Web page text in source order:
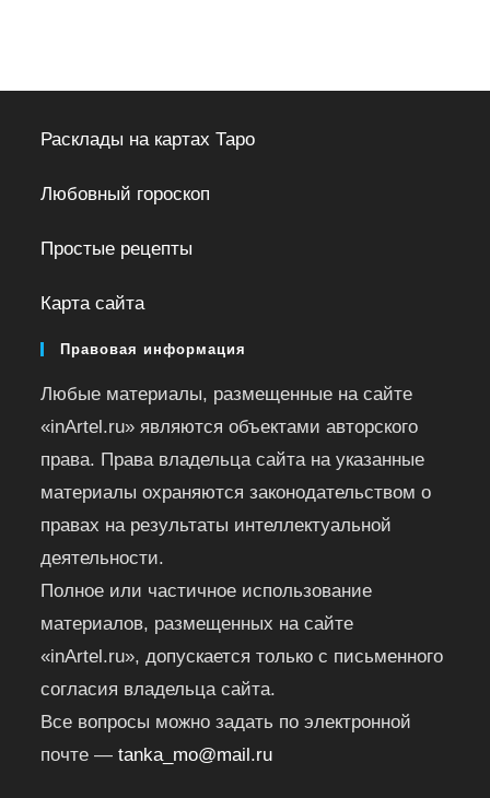
Расклады на картах Таро
Любовный гороскоп
Простые рецепты
Карта сайта
Правовая информация
Любые материалы, размещенные на сайте
«inArtel.ru» являются объектами авторского
права. Права владельца сайта на указанные
материалы охраняются законодательством о
правах на результаты интеллектуальной
деятельности.
Полное или частичное использование
материалов, размещенных на сайте
«inArtel.ru», допускается только с письменного
согласия владельца сайта.
Все вопросы можно задать по электронной
почте —tanka_mo@mail.ru